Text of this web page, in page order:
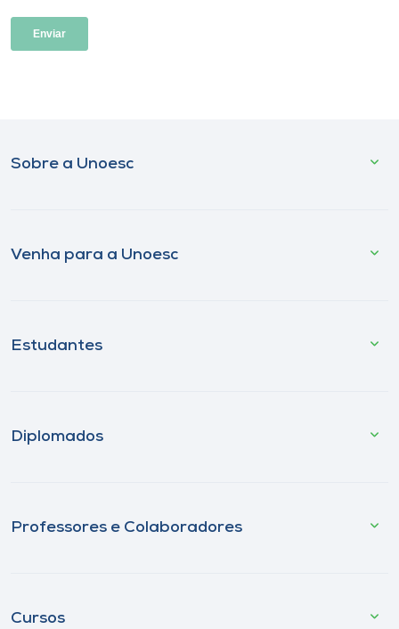
Sobre a Unoesc
Venha para a Unoesc
Estudantes
Diplomados
Professores e Colaboradores
Cursos